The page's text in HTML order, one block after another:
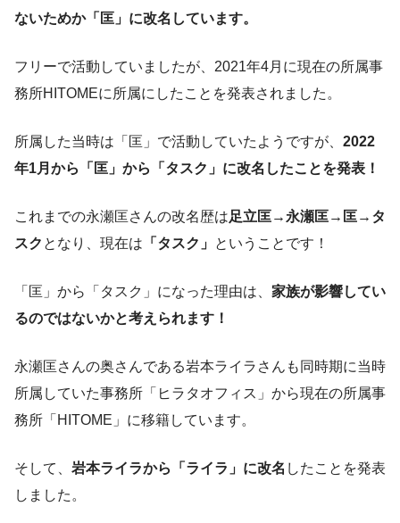
ないためか「匡」に改名しています。
フリーで活動していましたが、2021年4月に現在の所属事
務所HITOMEに所属にしたことを発表されました。
所属した当時は「匡」で活動していたようですが、 2022
年1月から「匡」から「タスク」に改名したことを発表！
これまでの永瀬匡さんの改名歴は足立匡→永瀬匡→匡→タ
スク となり、現在は 「タスク」 ということです！
「匡」から「タスク」になった理由は、 家族が影響してい
るのではないかと考えられます！
永瀬匡さんの奥さんである岩本ライラさんも同時期に当時
所属していた事務所「ヒラタオフィス」から現在の所属事
務所「HITOME」に移籍しています。
そして、 岩本ライラから「ライラ」に改名 したことを発表
しました。